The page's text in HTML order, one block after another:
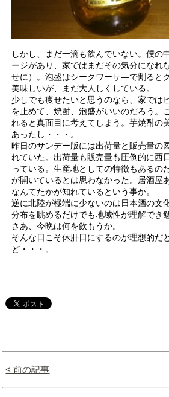
しかし、まだ一滴も飲んでいない。僕の
ージがあり、家ではまだその気分になれ
せに）。泡盛はシークワーサ―で割ると
美味しいが、まだ大人しくしている。
少しでも痩せたいと思うのなら、家では
を止めて、焼酎、泡盛がいいのだろう。
れると真面目に考えてしまう。芋焼酎の
あったし・・・。
昨日のサンデー版には出荷量と販売量の
れていた。出荷量も販売量も圧倒的に西
っている。生産地としての特徴もあるの
が開いているとは思わなかった。居酒屋
なんてたかが知れているという事か。
逆に北陸が極端に少ないのは日本酒の文
分布を眺めるだけでも地域性が理解でき
さあ、今晩は何を飲もうか。
そんな日こそ休肝日にするのが理想的だ
ど・・・。
< 前の記事